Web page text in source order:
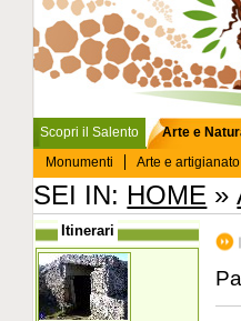
Scopri il Salento
Arte e
Monumenti
Arte e artigianato
SEI IN: HOME »
Itinerari